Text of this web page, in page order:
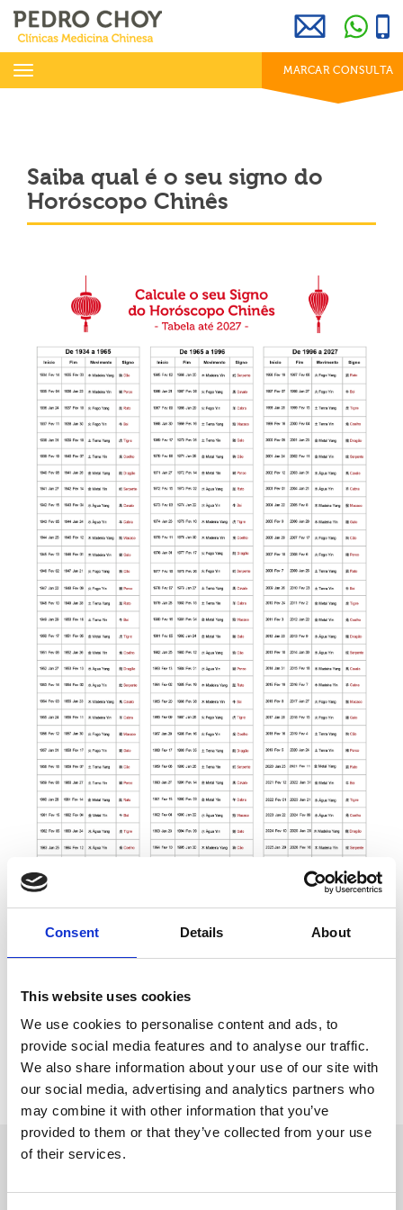
Consent Details About
This website uses cookies
We use cookies to personalise content and ads, to
provide social media features and to analyse our traffic.
We also share information about your use of our site with
our social media, advertising and analytics partners who
may combine it with other information that you’ve
provided to them or that they’ve collected from your use
of their services.
info@clinicaspedrochoy.com 969 800 001
dias úteis das 8h às 20h
Toggle
MARCAR CONSULTA
Saiba qual é o seu signo do
Horóscopo Chinês
Partilhar:
O Ano Novo Chines
Voltar